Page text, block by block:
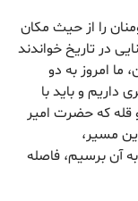
را از حیث مکان
در تاریخ خواندند
ما امروز به دو
داریم و باید با
قله که حضرت امیر
مسیر،
آن برسیم، فاصله